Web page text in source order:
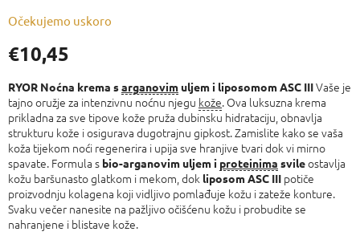
€10,45
cijenu:
Očekujemo uskoro
RYOR Noćna krema sarganovim uljem i liposomom ASC IIIVaše je
tajno oružje za intenzivnu noćnu njegu kože. Ova luksuzna krema
prikladna za sve tipove kože pruža dubinsku hidrataciju, obnavlja
strukturu kože i osigurava dugotrajnu gipkost. Zamislite kako se vaša
koža tijekom noći regenerira i upija sve hranjive tvari dok vi mirno
spavate. Formula s bio-arganovim uljem i proteinima svileostavlja
kožu baršunasto glatkom i mekom, dok liposom ASC III potiče
proizvodnju kolagena koji vidljivo pomlađuje kožu i zateže konture.
Svaku večer nanesite na pažljivo očišćenu kožu i probudite se
nahranjene i blistave kože.